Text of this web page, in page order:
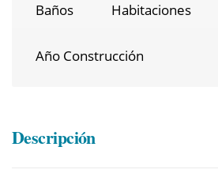
Baños Habitaciones
Año Construcción
Descripción